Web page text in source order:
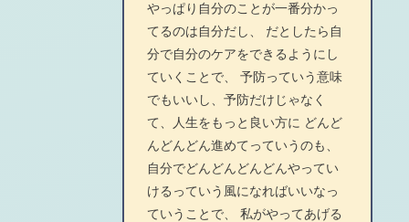
やっぱり自分のことが一番分かっ
てるのは自分だし、 だとしたら自
分で自分のケアをできるようにし
ていくことで、 予防っていう意味
でもいいし、予防だけじゃなく
て、人生をもっと良い方に どんど
んどんどん進めてっていうのも、
自分でどんどんどんどんやってい
けるっていう風になればいいなっ
ていうことで、 私がやってあげる